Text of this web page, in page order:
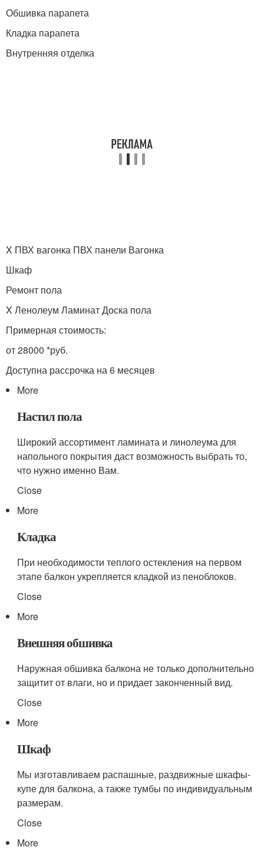
Обшивка парапета
Кладка парапета
Внутренняя отделка
X ПВХ вагонка ПВХ панели Вагонка
Шкаф
Ремонт пола
X Ленолеум Ламинат Доска пола
Примерная стоимость:
от 28000 *руб.
Доступна рассрочка на 6 месяцев
More
Настил пола
Широкий ассортимент ламината и линолеума для
напольного покрытия даст возможность выбрать то,
что нужно именно Вам.
Close
More
Кладка
При необходимости теплого остекления на первом
этапе балкон укрепляется кладкой из пеноблоков.
Close
More
Внешняя обшивка
Наружная обшивка балкона не только дополнительно
защитит от влаги, но и придает законченный вид.
Close
More
Шкаф
Мы изготавливаем распашные, раздвижные шкафы-
купе для балкона, а также тумбы по индивидуальным
размерам.
Close
More